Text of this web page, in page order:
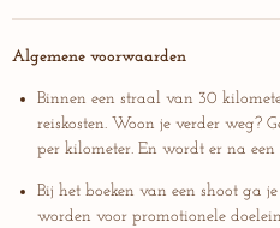
c
o
s
r
a
Algemene voorwaarden
Binnen een straal van 30
reiskosten. Woon je verder weg?
per kilometer. En wordt er na
Bij het boeken van een shoot ga
worden voor promotionele